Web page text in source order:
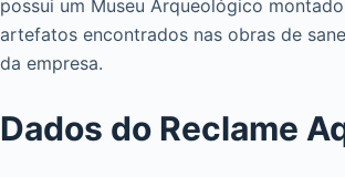
possui um Museu Arqueológico
artefatos encontrados nas obras de
da empresa.
Dados do Reclame